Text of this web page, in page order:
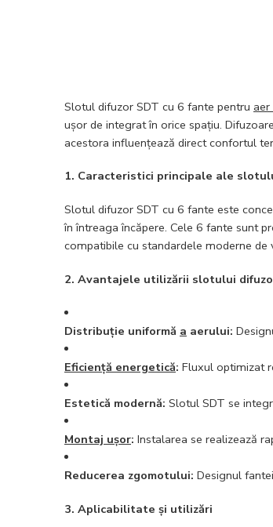
Slotul difuzor SDT cu 6 fante pentru
ușor de integrat în orice spațiu.
acestora influențează direct confortul
1. Caracteristici principale ale
Slotul difuzor SDT cu 6 fante este
în întreaga încăpere. Cele 6 fante sunt
compatibile cu standardele moderne de
2. Avantajele utilizării slotului
Distribuție uniformă a aerului:
Eficiență energetică: Fluxul optimizat
Estetică modernă: Slotul SDT se
Montaj ușor: Instalarea se realizează
Reducerea zgomotului: Designul
3. Aplicabilitate și utilizări